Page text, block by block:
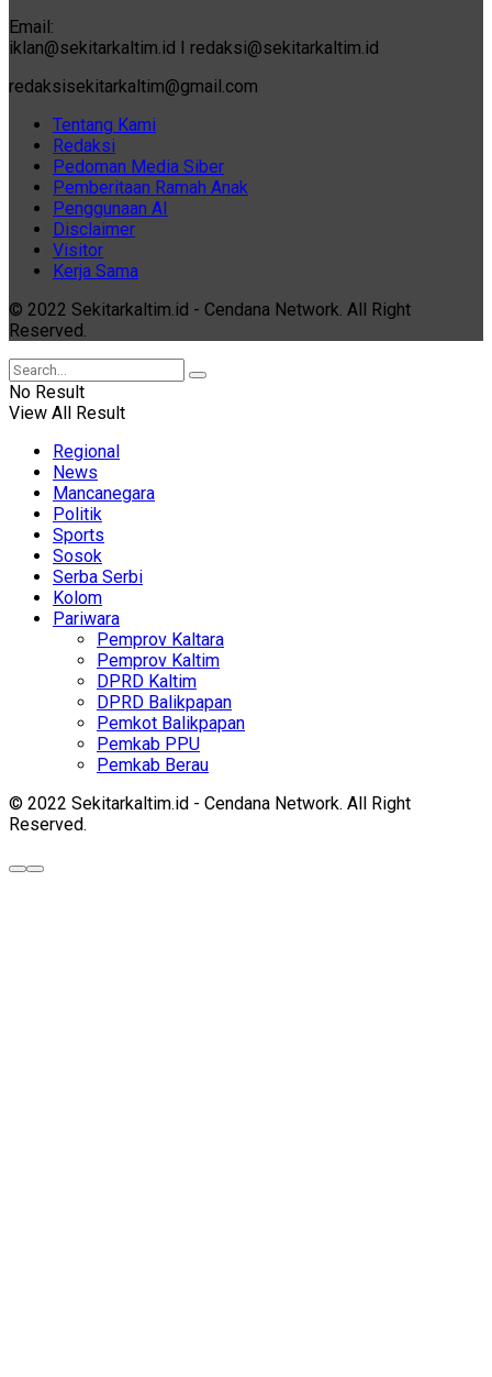
Email:
iklan@sekitarkaltim.id I redaksi@sekitarkaltim.id
redaksisekitarkaltim@gmail.com
Tentang Kami
Redaksi
Pedoman Media Siber
Pemberitaan Ramah Anak
Penggunaan AI
Disclaimer
Visitor
Kerja Sama
© 2022 Sekitarkaltim.id - Cendana Network. All Right
Reserved.
No Result
View All Result
Regional
News
Mancanegara
Politik
Sports
Sosok
Serba Serbi
Kolom
Pariwara
Pemprov Kaltara
Pemprov Kaltim
DPRD Kaltim
DPRD Balikpapan
Pemkot Balikpapan
Pemkab PPU
Pemkab Berau
© 2022 Sekitarkaltim.id - Cendana Network. All Right
Reserved.